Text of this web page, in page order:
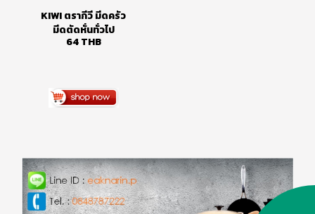
KIWI ตรากีวี มีดครัว
มีดตัดหั่นทั่วไป
No.474, No.475,
64 THB